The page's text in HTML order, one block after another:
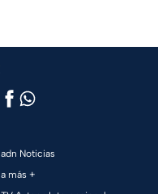
adn Noticias
a más +